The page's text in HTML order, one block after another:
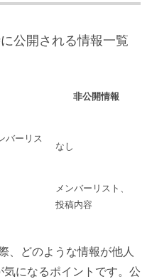
公開される情報一覧
非公開情報
バーリス
なし
メンバーリスト、
投稿内容
、どのような情報が他人
になるポイントです。公